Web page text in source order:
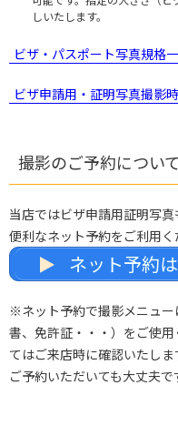
しいたします。
ビザ・パスポート写真規格
ビザ申請用・証明写真撮影
撮影のご予約について
当店ではビザ申請用証明写
便利なネット予約をご利用く
ネット予約
※ネット予約で撮影メニュ
書、免許証・・・）をご使
てはご来店時に確認いたし
ご予約いただいても大丈夫で